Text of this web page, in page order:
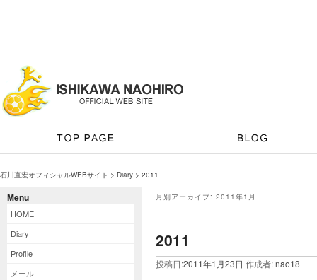
石川直宏オフィシャルWEBサイト > Diary > 2011
Menu
HOME
Diary
Profile
メール
月別アーカイブ: 2011年1月
2011
投稿日:2011年1月23日 作成者:nao18